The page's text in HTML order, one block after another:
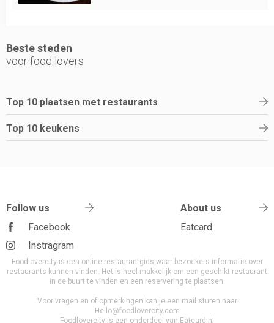
Beste steden
voor food lovers
Top 10 plaatsen met restaurants
Top 10 keukens
Follow us
Facebook
Instragram
About us
Eatcard
Foodlovercity is een online restaurantgids waar bezoekers informatie over
restaurants kunnen vinden. Het is heel makkelijk om een geschikt restaurant
in de buurt te vinden en een reservering te plaatsen.
Voor vragen en of opmerkingen kan je een mail sturen naar
Hello@foodlovercity.com
Foodlovercity is een onderdeel van Eatcard.nl